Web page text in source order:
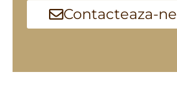
Contacteaza-ne